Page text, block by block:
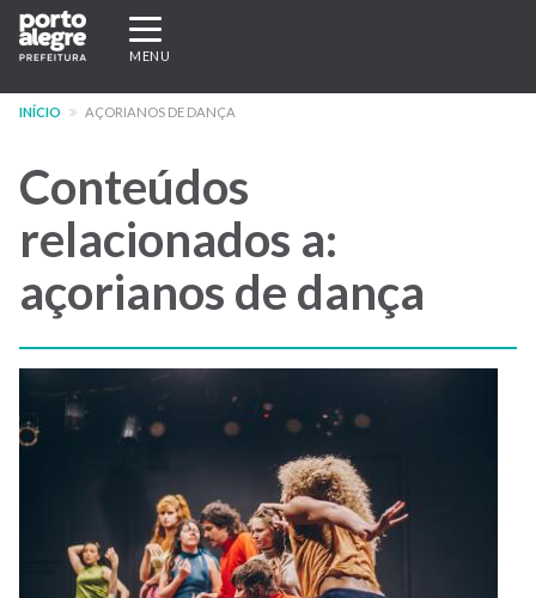
Pular
para
conteúdo
Expandir/recolher
navegação
MENU
INÍCIO AÇORIANOS DE DANÇA
Conteúdos
relacionados a:
açorianos de dança